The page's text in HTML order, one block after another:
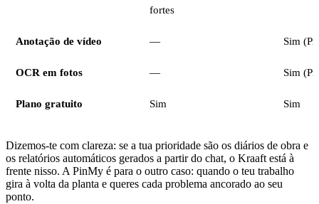
fortes
Anotação de vídeo — Sim
OCR em fotos — Sim
Plano gratuito Sim Sim
Dizemos-te com clareza: se a tua prioridade são os diários de obra e
os relatórios automáticos gerados a partir do chat, o Kraaft está à
frente nisso. A PinMy é para o outro caso: quando o teu trabalho
gira à volta da planta e queres cada problema ancorado ao seu
ponto.